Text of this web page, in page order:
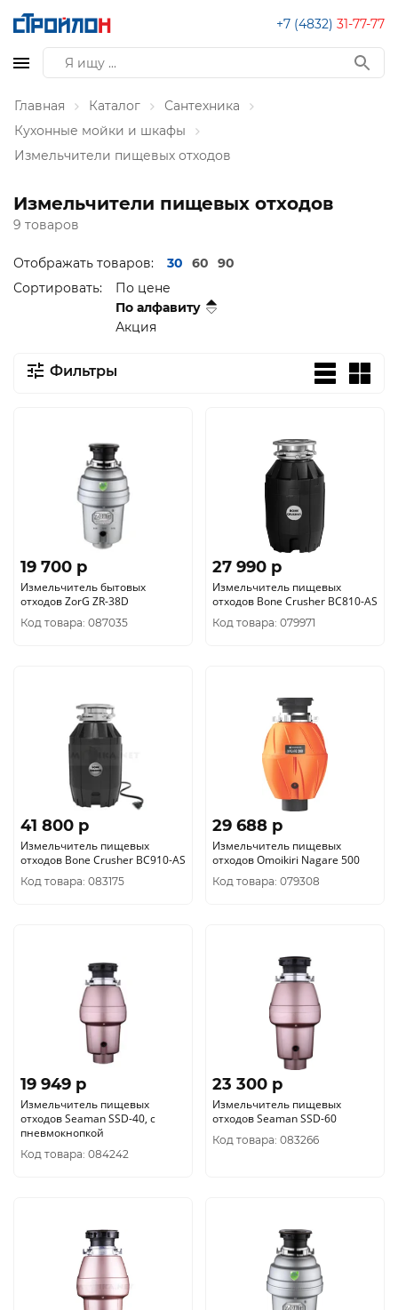
+7 (4832) 31-77-77
Главная Каталог
Сантехника
Кухонные мойки и шкафы
Измельчители пищевых отходов
Измельчители пищевых отходов
9 товаров
Отображать товаров: 30 60
90
Сортировать:
По цене
По алфавиту
Акция
Фильтры
19 700 p
Измельчитель бытовых
отходов ZorG ZR-38D
Код товара: 087035
27 990 p
Измельчитель пищевых
отходов Bone Crusher BC810-AS
Код товара: 079971
41 800 p
Измельчитель пищевых
отходов Bone Crusher BC910-AS
Код товара: 083175
29 688 p
Измельчитель пищевых
отходов Omoikiri Nagare 500
Код товара: 079308
19 949 p
Измельчитель пищевых
отходов Seaman SSD-40, с
пневмокнопкой
Код товара: 084242
23 300 p
Измельчитель пищевых
отходов Seaman SSD-60
Код товара: 083266